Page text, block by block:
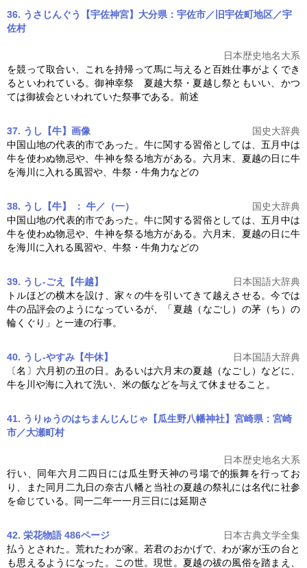
36. うさじんぐう【宇佐神宮】大分県：宇佐市／旧宇佐町地区／宇
佐村
日本歴史地名大系
を競って取合い、これを持帰って馬に与えると百姓仕事がよくでき
るといわれている。御神幸祭 夏越大祭・ 夏越 し祭ともいい、かつ
ては御祓会といわれていた祭事である。前述
37. うし【牛】 画像
国史大辞典
中国山地の代表的市であった。牛に関する習俗としては、五月中は
牛を使わぬ物忌や、牛神を祭る地方がある。六月末、 夏越の日に牛
を海川に入れる風習や、牛祭・牛角力などの
38. うし【牛】 ： 牛／（一）
国史大辞典
中国山地の代表的市であった。牛に関する習俗としては、五月中は
牛を使わぬ物忌や、牛神を祭る地方がある。六月末、 夏越の日に牛
を海川に入れる風習や、牛祭・牛角力などの
39. うし‐ごえ【牛越】
日本国語大辞典
トルほどの横木を設け、家々の牛を引いてきて越えさせる。今では
牛の品評会のようになっているが、「 夏越 （なごし）の茅（ち）の
輪くぐり」と一連の行事。
40. うし‐やすみ【牛休】
日本国語大辞典
〔名〕六月初の丑の日。あるいは六月末の夏越 （なごし）などに、
牛を川や海に入れて洗い、米の飯などを与えて休ませること。
41. うりゅうのはちまんじんじゃ【瓜生野八幡神社】宮崎県：宮崎
市／大瀬町村
日本歴史地名大系
行い、同年六月二四日には瓜生野天神の弓場で的振舞を行ってお
り、また同月二九日の奈古八幡と当社の夏越の祭礼には名代に社参
を命じている。同一二年一一月三日には延期さ
42. 栄花物語 486ページ
日本古典文学全集
払うとされた。荒れたわが家。若君のおかげで、わが家が玉の台と
も思えるようになった。この世。現世。 夏越の祓の風俗を踏まえ、